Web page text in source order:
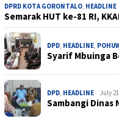
DPRD KOTA GORONTALO HEADLINE
Semarak HUT ke-81 RI,
DPD HEADLINE
Syarif Mbuinga
DPD HEADLINE July
Sambangi